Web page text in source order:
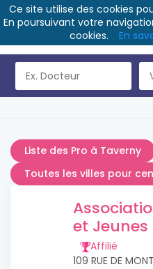
Liste des Pro à Taverny
Toutes les villes pour
et
Affilié
109 RUE DE
Ce site utilise des cookies
En poursuivant votre
cookies.
En